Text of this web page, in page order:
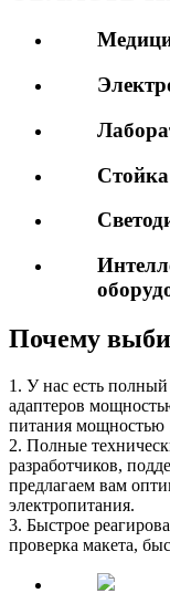
Почему
1. У нас есть
адаптеров
питания мощностью
2. Полные
разработчиков,
предлагаем вам
электропитания.
3. Быстрое
проверка макета,